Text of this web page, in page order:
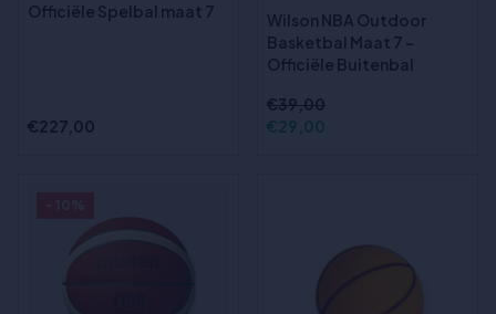
Officiële Spelbal maat 7
€227,00
Wilson NBA Outdoor
Basketbal Maat 7 –
Officiële Buitenbal
€39,00
€29,00